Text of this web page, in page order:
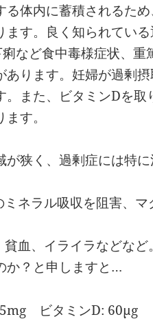
体内に蓄積されるた
す。良く知られている
など食中毒様症状、重
ります。妊婦が過剰
また、ビタミンDを取
す。
が狭く、過剰症には特
ネラル吸収を阻害、マ
血、イライラなどなど。
か？と申しますと…
ビタミンD: 60μg